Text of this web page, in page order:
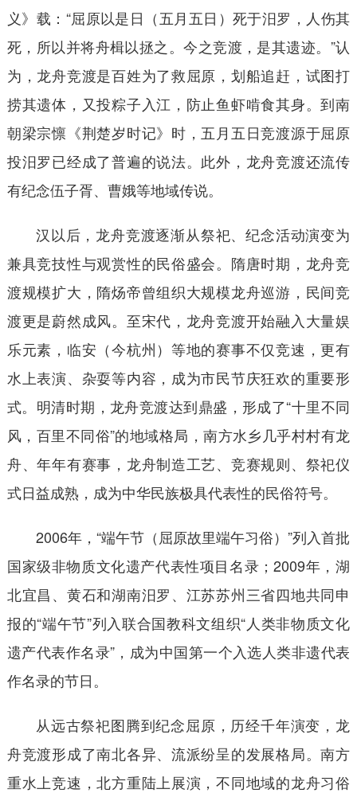
义》载：“屈原以是日（五月五日）死于汨罗，人伤其
死，所以并将舟楫以拯之。今之竞渡，是其遗迹。”认
为，龙舟竞渡是百姓为了救屈原，划船追赶，试图打
捞其遗体，又投粽子入江，防止鱼虾啃食其身。到南
朝梁宗懔《荆楚岁时记》时，五月五日竞渡源于屈原
投汨罗已经成了普遍的说法。此外，龙舟竞渡还流传
有纪念伍子胥、曹娥等地域传说。
汉以后，龙舟竞渡逐渐从祭祀、纪念活动演变为
兼具竞技性与观赏性的民俗盛会。隋唐时期，龙舟竞
渡规模扩大，隋炀帝曾组织大规模龙舟巡游，民间竞
渡更是蔚然成风。至宋代，龙舟竞渡开始融入大量娱
乐元素，临安（今杭州）等地的赛事不仅竞速，更有
水上表演、杂耍等内容，成为市民节庆狂欢的重要形
式。明清时期，龙舟竞渡达到鼎盛，形成了“十里不同
风，百里不同俗”的地域格局，南方水乡几乎村村有龙
舟、年年有赛事，龙舟制造工艺、竞赛规则、祭祀仪
式日益成熟，成为中华民族极具代表性的民俗符号。
2006年，“端午节（屈原故里端午习俗）”列入首批
国家级非物质文化遗产代表性项目名录；2009年，湖
北宜昌、黄石和湖南汨罗、江苏苏州三省四地共同申
报的“端午节”列入联合国教科文组织“人类非物质文化
遗产代表作名录”，成为中国第一个入选人类非遗代表
作名录的节日。
从远古祭祀图腾到纪念屈原，历经千年演变，龙
舟竞渡形成了南北各异、流派纷呈的发展格局。南方
重水上竞速，北方重陆上展演，不同地域的龙舟习俗